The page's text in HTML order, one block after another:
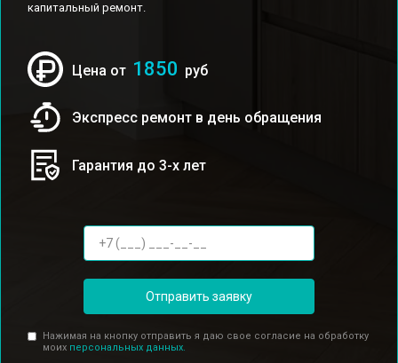
капитальный ремонт.
Цена от 1850 руб
Экспресс ремонт в день обращения
Гарантия до 3-х лет
Отправить заявку
Нажимая на кнопку отправить я даю свое согласие на обработку
моих персональных данных.